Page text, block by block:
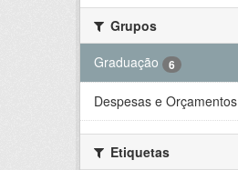
Grupos
Graduação
6
Despesas e Orçamentos
Etiquetas